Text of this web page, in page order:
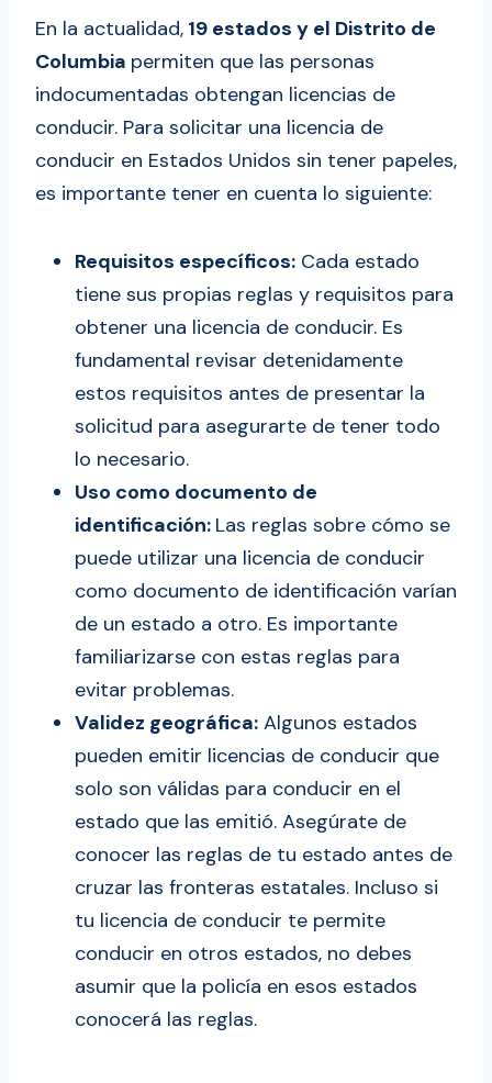
En la actualidad, 19 estados y el Distrito de
Columbia permiten que las personas
indocumentadas obtengan licencias de
conducir. Para solicitar una licencia de
conducir en Estados Unidos sin tener papeles,
es importante tener en cuenta lo siguiente:
Requisitos específicos: Cada estado
tiene sus propias reglas y requisitos para
obtener una licencia de conducir. Es
fundamental revisar detenidamente
estos requisitos antes de presentar la
solicitud para asegurarte de tener todo
lo necesario.
Uso como documento de
identificación: Las reglas sobre cómo se
puede utilizar una licencia de conducir
como documento de identificación varían
de un estado a otro. Es importante
familiarizarse con estas reglas para
evitar problemas.
Validez geográfica: Algunos estados
pueden emitir licencias de conducir que
solo son válidas para conducir en el
estado que las emitió. Asegúrate de
conocer las reglas de tu estado antes de
cruzar las fronteras estatales. Incluso si
tu licencia de conducir te permite
conducir en otros estados, no debes
asumir que la policía en esos estados
conocerá las reglas.